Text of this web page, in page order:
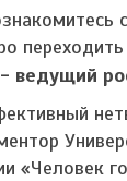
ведущий
«Человек